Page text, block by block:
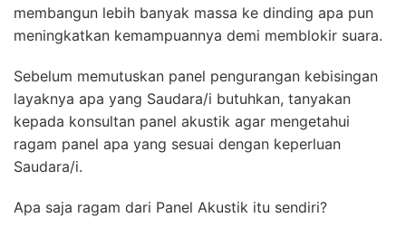
membangun lebih banyak massa ke dinding apa pun
meningkatkan kemampuannya demi memblokir suara.
Sebelum memutuskan panel pengurangan kebisingan
layaknya apa yang Saudara/i butuhkan, tanyakan
kepada konsultan panel akustik agar mengetahui
ragam panel apa yang sesuai dengan keperluan
Saudara/i.
Apa saja ragam dari Panel Akustik itu sendiri?